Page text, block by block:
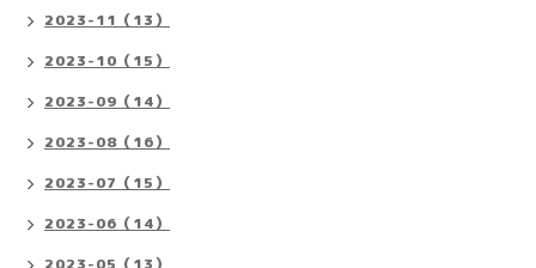
2023-11（13）
2023-10（15）
2023-09（14）
2023-08（16）
2023-07（15）
2023-06（14）
2023-05（13）